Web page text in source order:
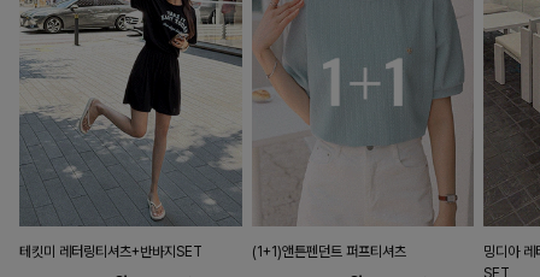
테킷미 레터링티셔츠+반바지SET (1+1)앤튼펜던트 퍼프티셔츠
밍디아 레